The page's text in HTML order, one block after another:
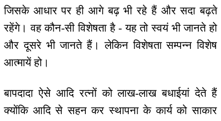
जिसके आधार पर ही आगे बढ़ भी रहे हैं और सदा बढ़ते
रहेंगे। वह कौन-सी विशेषता है - यह तो स्वयं भी जानते हो
और दूसरे भी जानते हैं। लेकिन विशेषता सम्पन्न विशेष
आत्मायें हो।
बापदादा ऐसे आदि रत्नों को लाख-लाख बधाईयां देते हैं
क्योंकि आदि से सहन कर स्थापना के कार्य को साकार